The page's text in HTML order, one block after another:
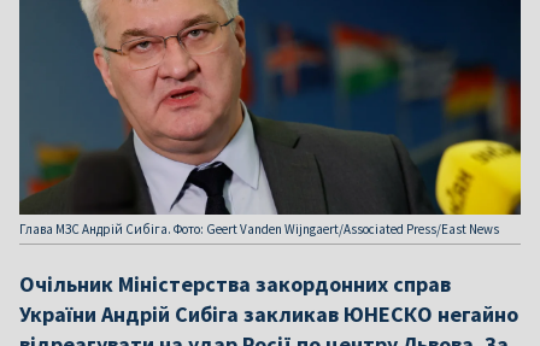
Глава МЗС Андрій Сибіга. Фото: Geert Vanden Wijngaert/Associated Press/East News
Очільник Міністерства закордонних справ
України Андрій Сибіга закликав ЮНЕСКО негайно